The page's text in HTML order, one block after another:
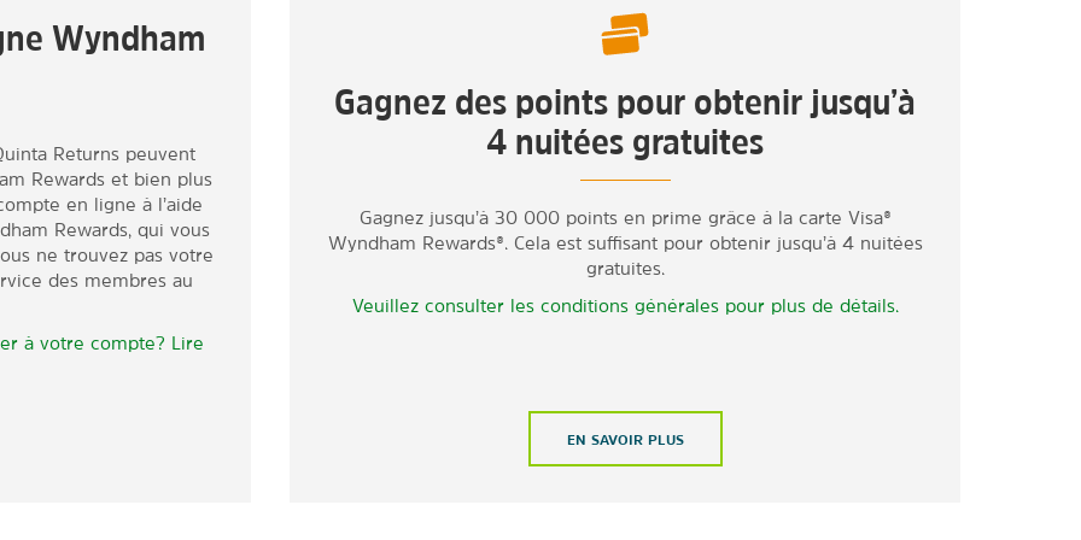
Wyndham
Returns peuvent
Rewards et bien plus
en ligne à l’aide
Rewards, qui vous
ne trouvez pas votre
des membres au
à votre compte? Lire
Gagnez des points pour obtenir jusqu’à
4 nuitées gratuites
Gagnez jusqu’à 30 000 points en prime grâce à la carte Visa®
Wyndham Rewards®. Cela est suffisant pour obtenir jusqu’à 4 nuitées
gratuites.
Veuillez consulter les conditions générales pour plus de détails.
EN SAVOIR PLUS